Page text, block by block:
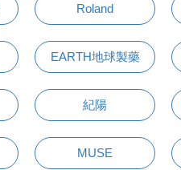
Roland
EARTH地球製藥
紀陽
MUSE